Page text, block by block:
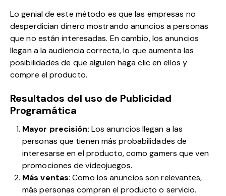
Lo genial de este método es que las empresas no
desperdician dinero mostrando anuncios a personas
que no están interesadas. En cambio, los anuncios
llegan a la audiencia correcta, lo que aumenta las
posibilidades de que alguien haga clic en ellos y
compre el producto.
Resultados del uso de Publicidad
Programática
Mayor precisión: Los anuncios llegan a las
personas que tienen más probabilidades de
interesarse en el producto, como gamers que ven
promociones de videojuegos.
Más ventas: Como los anuncios son relevantes,
más personas compran el producto o servicio.